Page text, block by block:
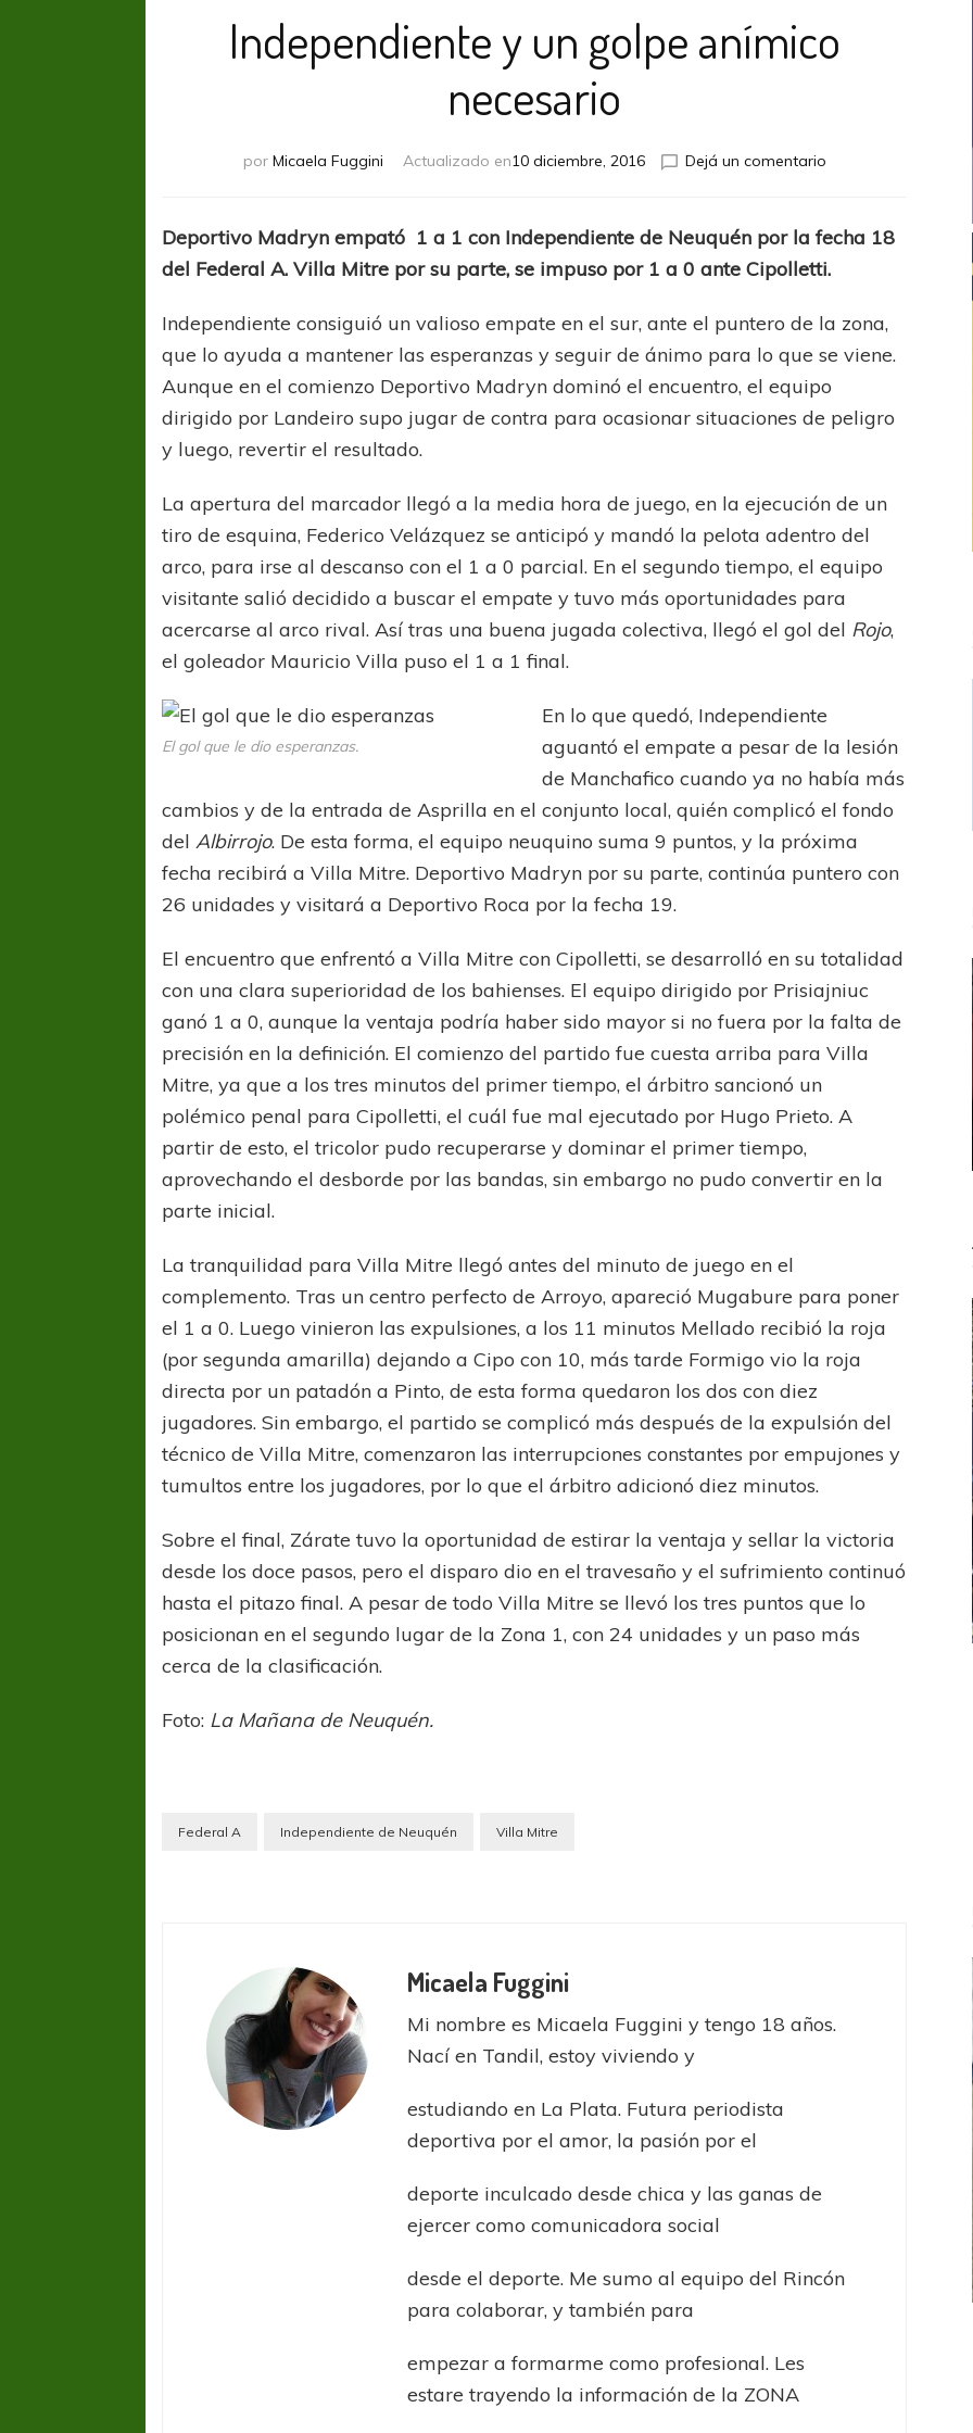
Independiente y un golpe anímico
necesario
por Micaela Fuggini Actualizado en10 diciembre, 2016 Dejá un comentarioen
golpe
anímico
Deportivo Madryn empató 1 a 1 con Independiente de Neuquén por la fecha 18
del Federal A. Villa Mitre por su parte, se impuso por 1 a 0 ante Cipolletti.
Independiente consiguió un valioso empate en el sur, ante el puntero de la zona,
que lo ayuda a mantener las esperanzas y seguir de ánimo para lo que se viene.
Aunque en el comienzo Deportivo Madryn dominó el encuentro, el equipo
dirigido por Landeiro supo jugar de contra para ocasionar situaciones de peligro
y luego, revertir el resultado.
La apertura del marcador llegó a la media hora de juego, en la ejecución de un
tiro de esquina, Federico Velázquez se anticipó y mandó la pelota adentro del
arco, para irse al descanso con el 1 a 0 parcial. En el segundo tiempo, el equipo
visitante salió decidido a buscar el empate y tuvo más oportunidades para
acercarse al arco rival. Así tras una buena jugada colectiva, llegó el gol del Rojo,
el goleador Mauricio Villa puso el 1 a 1 final.
El gol que le dio esperanzas.
En lo que quedó, Independiente
aguantó el empate a pesar de la lesión
de Manchafico cuando ya no había más
cambios y de la entrada de Asprilla en el conjunto local, quién complicó el fondo
delAlbirrojo. De esta forma, el equipo neuquino suma 9 puntos, y la próxima
fecha recibirá a Villa Mitre. Deportivo Madryn por su parte, continúa puntero con
26 unidades y visitará a Deportivo Roca por la fecha 19.
El encuentro que enfrentó a Villa Mitre con Cipolletti, se desarrolló en su totalidad
con una clara superioridad de los bahienses. El equipo dirigido por Prisiajniuc
ganó 1 a 0, aunque la ventaja podría haber sido mayor si no fuera por la falta de
precisión en la definición. El comienzo del partido fue cuesta arriba para Villa
Mitre, ya que a los tres minutos del primer tiempo, el árbitro sancionó un
polémico penal para Cipolletti, el cuál fue mal ejecutado por Hugo Prieto. A
partir de esto, el tricolor pudo recuperarse y dominar el primer tiempo,
aprovechando el desborde por las bandas, sin embargo no pudo convertir en la
parte inicial.
La tranquilidad para Villa Mitre llegó antes del minuto de juego en el
complemento. Tras un centro perfecto de Arroyo, apareció Mugabure para poner
el 1 a 0. Luego vinieron las expulsiones, a los 11 minutos Mellado recibió la roja
(por segunda amarilla) dejando a Cipo con 10, más tarde Formigo vio la roja
directa por un patadón a Pinto, de esta forma quedaron los dos con diez
jugadores. Sin embargo, el partido se complicó más después de la expulsión del
técnico de Villa Mitre, comenzaron las interrupciones constantes por empujones y
tumultos entre los jugadores, por lo que el árbitro adicionó diez minutos.
Sobre el final, Zárate tuvo la oportunidad de estirar la ventaja y sellar la victoria
desde los doce pasos, pero el disparo dio en el travesaño y el sufrimiento continuó
hasta el pitazo final. A pesar de todo Villa Mitre se llevó los tres puntos que lo
posicionan en el segundo lugar de la Zona 1, con 24 unidades y un paso más
cerca de la clasificación.
Foto: La Mañana de Neuquén.
Federal A Independiente de Neuquén Villa Mitre
Micaela Fuggini
Mi nombre es Micaela Fuggini y tengo 18 años.
Nací en Tandil, estoy viviendo y
estudiando en La Plata. Futura periodista
deportiva por el amor, la pasión por el
deporte inculcado desde chica y las ganas de
ejercer como comunicadora social
desde el deporte. Me sumo al equipo del Rincón
para colaborar, y también para
empezar a formarme como profesional. Les
estare trayendo la información de la ZONA
COPA SUDAMERICANA
REGIONAL AMATEUR
Verónica jugará ante Estrella del Sur en el
LIGA DE LA COSTA
Las campeonas festejaron ante su gente